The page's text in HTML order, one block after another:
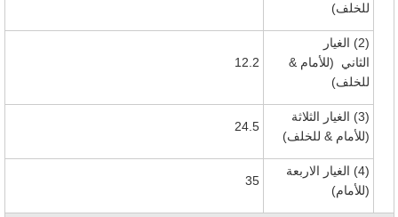
للخلف)
(2) الغيار
الثاني
(للأمام &
للخلف)
12.2
(3) الغيار الثلاثة
(للأمام & للخلف)
24.5
(4) الغيار الاربعة
(للأمام)
35